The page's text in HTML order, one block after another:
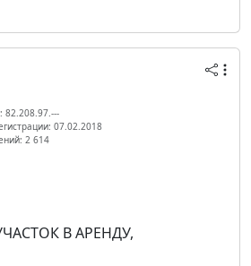
82.208.97.---
07.02.2018
2 614
В АРЕНДУ,